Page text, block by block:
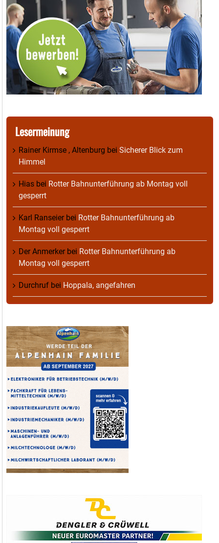
Lesermeinung
Rainer Kirmse , Altenburg bei Sicherer Blick zum
Himmel
Hias bei Rotter Bahnunterführung ab Montag voll
gesperrt
Karl Ranseierbei Rotter Bahnunterführung ab
Montag voll gesperrt
Der Anmerkerbei Rotter Bahnunterführung ab
Montag voll gesperrt
Durchruf bei Hoppala, angefahren